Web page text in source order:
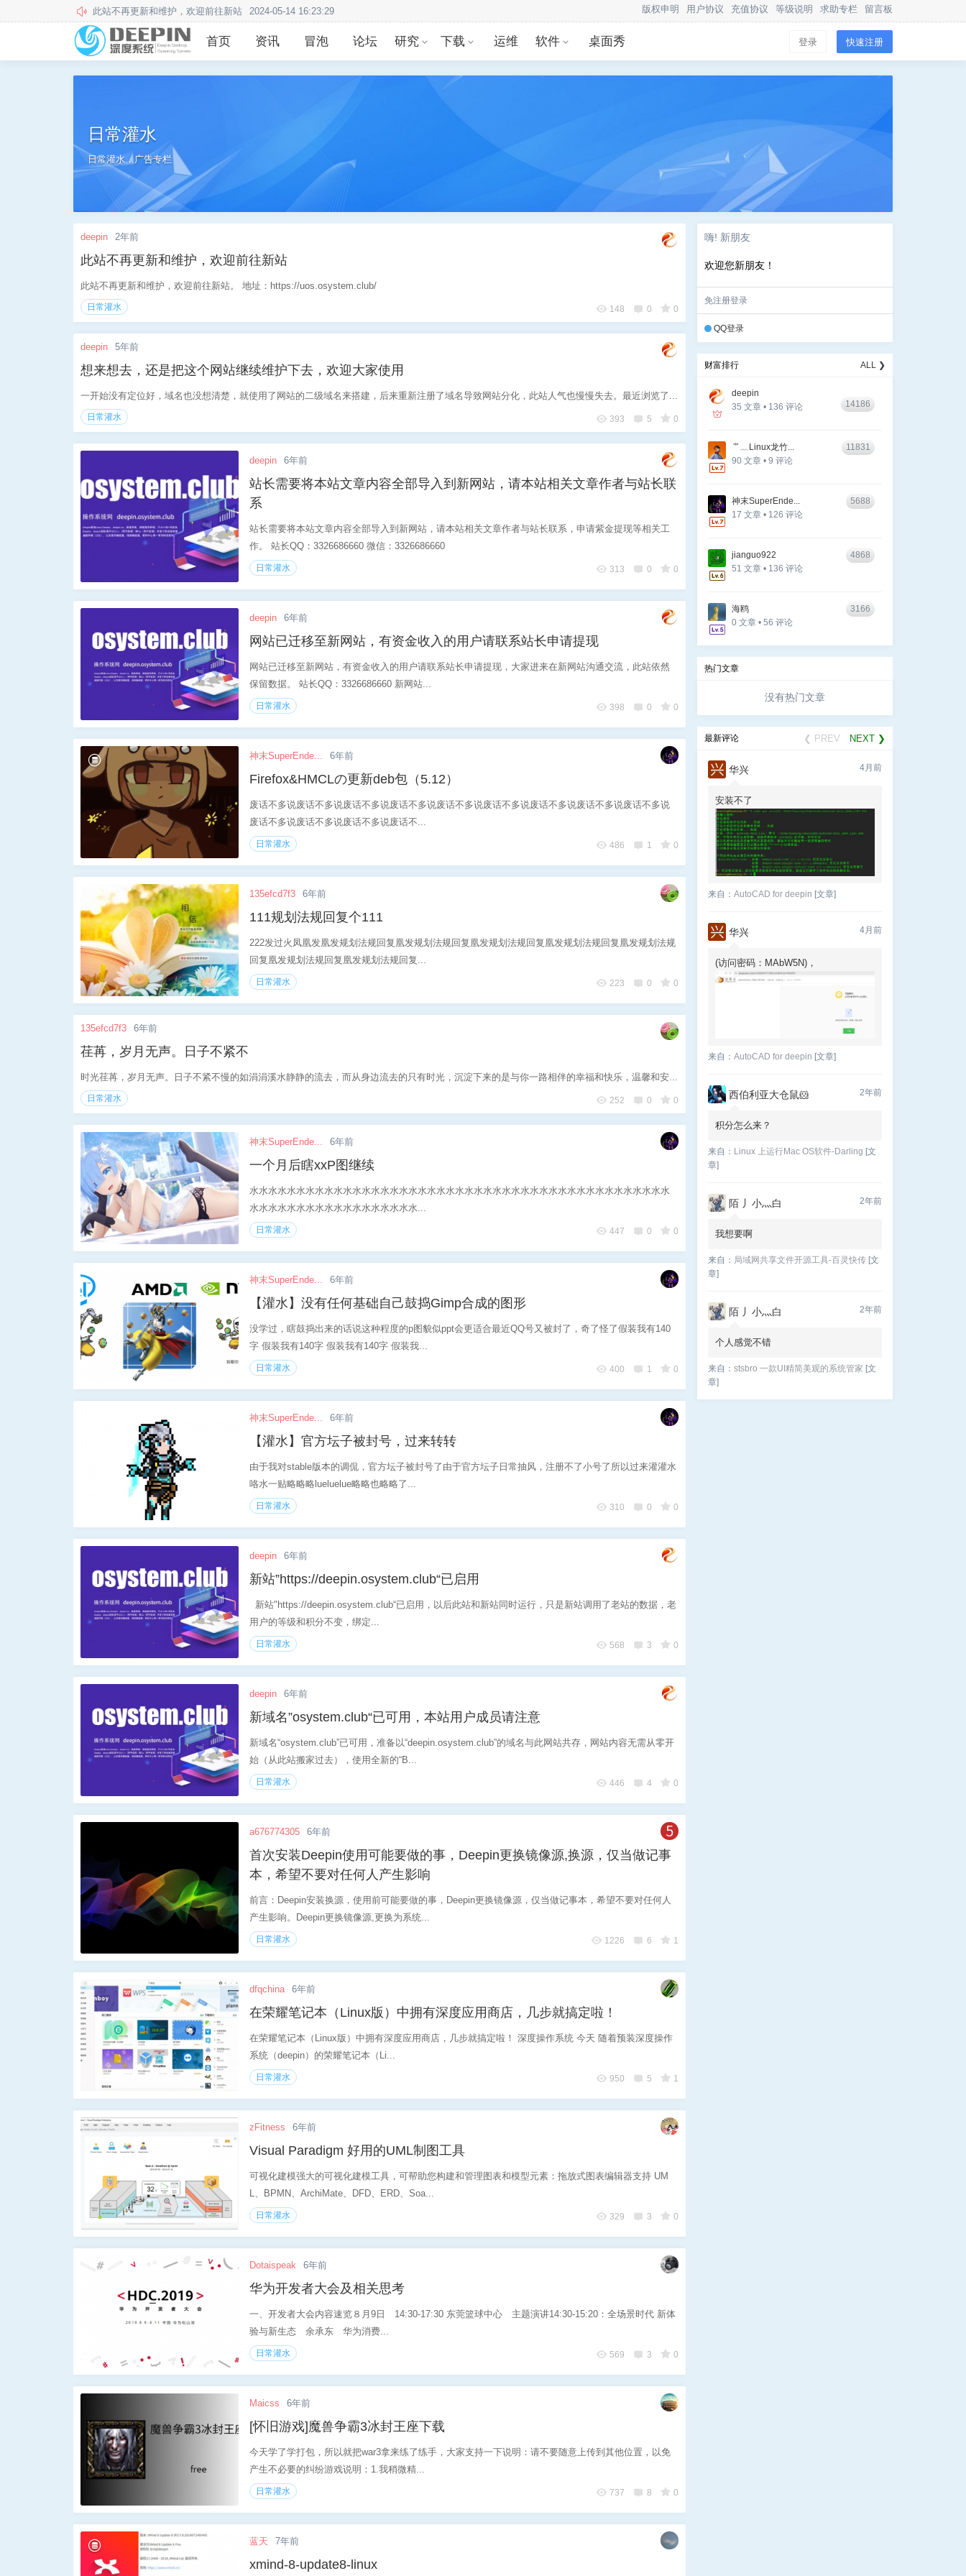
此站不再更新和维护，欢迎前往新站
2024-05-14 16:23:29
本站用户须知
2020-12-24 13:57:34
版权申明 用户协议 充值协议 等级说明 求助专栏 留言板
首页 资讯 冒泡 论坛 研究 下载 运维 软件 桌面秀 登录 快速注册
日常灌水
日常灌水，广告专栏
deepin 2年前
此站不再更新和维护，欢迎前往新站
此站不再更新和维护，欢迎前往新站。 地址：https://uos.osystem.club/
日常灌水 148 0 0
deepin 5年前
想来想去，还是把这个网站继续维护下去，欢迎大家使用
一开始没有定位好，域名也没想清楚，就使用了网站的二级域名来搭建，后来重新注册了域名导致网站分化，此站人气也慢慢失去。最近浏览了...
日常灌水 393 5 0
deepin 6年前
站长需要将本站文章内容全部导入到新网站，请本站相关文章作者与站长联
系
站长需要将本站文章内容全部导入到新网站，请本站相关文章作者与站长联系，申请紫金提现等相关工
作。 站长QQ：3326686660 微信：3326686660
日常灌水 313 0 0
deepin 6年前
网站已迁移至新网站，有资金收入的用户请联系站长申请提现
网站已迁移至新网站，有资金收入的用户请联系站长申请提现，大家进来在新网站沟通交流，此站依然
保留数据。 站长QQ：3326686660 新网站...
日常灌水 398 0 0
神末SuperEnde... 6年前
Firefox&HMCLの更新deb包（5.12）
废话不多说废话不多说废话不多说废话不多说废话不多说废话不多说废话不多说废话不多说废话不多说
废话不多说废话不多说废话不多说废话不...
日常灌水 486 1 0
135efcd7f3 6年前
111规划法规回复个111
222发过火凤凰发凰发规划法规回复凰发规划法规回复凰发规划法规回复凰发规划法规回复凰发规划法规
回复凰发规划法规回复凰发规划法规回复...
日常灌水 223 0 0
135efcd7f3 6年前
荏苒，岁月无声。日子不紧不
时光荏苒，岁月无声。日子不紧不慢的如涓涓溪水静静的流去，而从身边流去的只有时光，沉淀下来的是与你一路相伴的幸福和快乐，温馨和安...
日常灌水 252 0 0
神末SuperEnde... 6年前
一个月后瞎xxP图继续
水水水水水水水水水水水水水水水水水水水水水水水水水水水水水水水水水水水水水水水水水水水水水
水水水水水水水水水水水水水水水水水水...
日常灌水 447 0 0
神末SuperEnde... 6年前
【灌水】没有任何基础自己鼓捣Gimp合成的图形
没学过，瞎鼓捣出来的话说这种程度的p图貌似ppt会更适合最近QQ号又被封了，奇了怪了假装我有140
字 假装我有140字 假装我有140字 假装我...
日常灌水 400 1 0
神末SuperEnde... 6年前
【灌水】官方坛子被封号，过来转转
由于我对stable版本的调侃，官方坛子被封号了由于官方坛子日常抽风，注册不了小号了所以过来灌灌水
咯水一贴略略略lueluelue略略也略略了...
日常灌水 310 0 0
deepin 6年前
新站”https://deepin.osystem.club“已启用
新站"https://deepin.osystem.club“已启用，以后此站和新站同时运行，只是新站调用了老站的数据，老
用户的等级和积分不变，绑定...
日常灌水 568 3 0
deepin 6年前
新域名”osystem.club“已可用，本站用户成员请注意
新域名“osystem.club”已可用，准备以“deepin.osystem.club”的域名与此网站共存，网站内容无需从零开
始（从此站搬家过去），使用全新的“B...
日常灌水 446 4 0
a676774305 6年前
首次安装Deepin使用可能要做的事，Deepin更换镜像源,换源，仅当做记事
本，希望不要对任何人产生影响
前言：Deepin安装换源，使用前可能要做的事，Deepin更换镜像源，仅当做记事本，希望不要对任何人
产生影响。Deepin更换镜像源,更换为系统...
日常灌水 1226 6 1
dfqchina 6年前
在荣耀笔记本（Linux版）中拥有深度应用商店，几步就搞定啦！
在荣耀笔记本（Linux版）中拥有深度应用商店，几步就搞定啦！ 深度操作系统 今天 随着预装深度操作
系统（deepin）的荣耀笔记本（Li...
日常灌水 950 5 1
zFitness 6年前
Visual Paradigm 好用的UML制图工具
可视化建模强大的可视化建模工具，可帮助您构建和管理图表和模型元素：拖放式图表编辑器支持 UM
L、BPMN、ArchiMate、DFD、ERD、Soa...
日常灌水 329 3 0
Dotaispeak 6年前
华为开发者大会及相关思考
一、开发者大会内容速览８月9日 14:30-17:30 东莞篮球中心 主题演讲14:30-15:20：全场景时代 新体
验与新生态 余承东 华为消费...
日常灌水 569 3 0
Maicss 6年前
[怀旧游戏]魔兽争霸3冰封王座下载
今天学了学打包，所以就把war3拿来练了练手，大家支持一下说明：请不要随意上传到其他位置，以免
产生不必要的纠纷游戏说明：1.我稍微精...
日常灌水 737 8 0
蓝天 7年前
xmind-8-update8-linux
嗨! 新朋友
欢迎您新朋友！
免注册登录
QQ登录
财富排行 ALL ❯
deepin
35 文章 • 136 评论
14186
⺌﹏Linux龙竹...
90 文章 • 9 评论
11831
神末SuperEnde...
17 文章 • 126 评论
5688
jianguo922
51 文章 • 136 评论
4868
海鸥
0 文章 • 56 评论
3166
热门文章
没有热门文章
最新评论 ❮ PREV NEXT ❯
华兴 4月前
安装不了
来自：AutoCAD for deepin [文章]
华兴 4月前
(访问密码：MAbW5N)，
来自：AutoCAD for deepin [文章]
西伯利亚大仓鼠🐹 2年前
积分怎么来？
来自： Linux 上运行Mac OS软件-Darling [文
章]
陌 丿小灬白 2年前
我想要啊
来自： 局域网共享文件开源工具-百灵快传 [文
章]
陌 丿小灬白 2年前
个人感觉不错
来自：stsbro 一款UI精简美观的系统管家 [文
章]
6位以上
忘记密码？找回 已有帐号？登录